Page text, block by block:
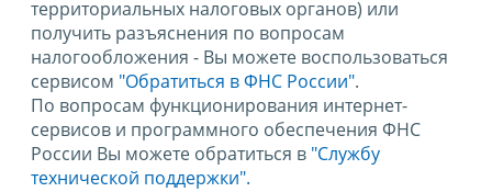
территориальных налоговых органов) или
получить разъяснения по вопросам
налогообложения - Вы можете воспользоваться
сервисом "Обратиться в ФНС России".
По вопросам функционирования интернет-
сервисов и программного обеспечения ФНС
России Вы можете обратиться в "Службу
технической поддержки".